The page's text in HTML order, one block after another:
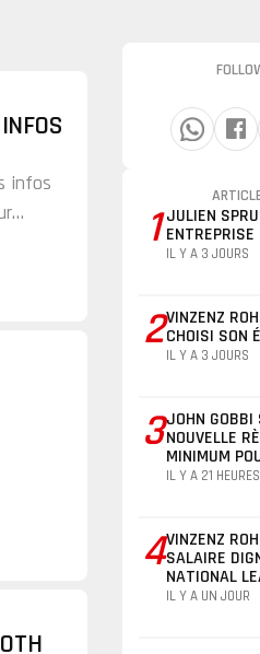
infos
1 JULIEN
ENTREPRISE
IL Y A 3 JOURS
2VINZENZ
CHOISI SON
IL Y A 3 JOURS
3JOHN
NOUVELLE
MINIMUM
IL Y A 21 HEURES
4VINZENZ
SALAIRE
NATIONAL
IL Y A UN JOUR